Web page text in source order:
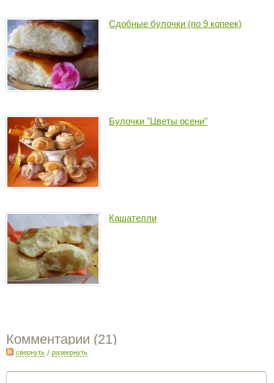
Сдобные булочки (по 9 копеек)
Булочки "Цветы осени"
Кашателли
Комментарии (21)
свернуть / развернуть